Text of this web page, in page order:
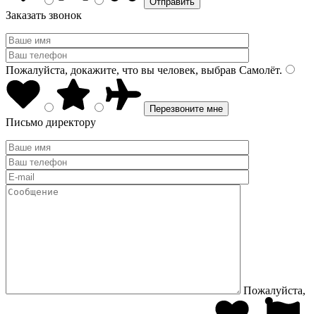
Заказать звонок
Пожалуйста, докажите, что вы человек, выбрав Самолёт.
Письмо директору
Пожалуйста,